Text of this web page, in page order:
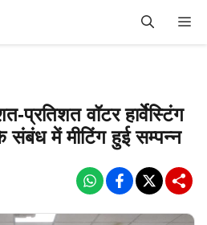
प्रतिशत वॉटर हार्वेस्टिंग
में मीटिंग हुई सम्पन्न